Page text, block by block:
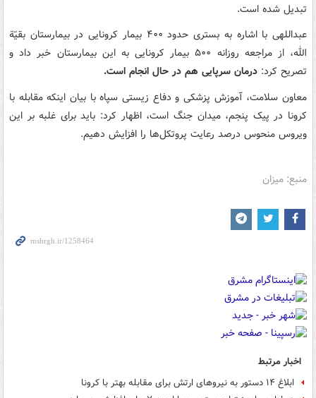
تبدیل شده است.
عبداللهی با اشاره به بستری حدود ۴۰۰ بیمار کرونایی در بیمارستان بقیّة
الله، از مراجعه روزانه ۵۰۰ بیمار کرونایی به این بیمارستان خبر داد و
تصریح کرد: درمان سرپایی هم در حال انجام است.
معاون سلامت، آموزش پزشکی و دفاع زیستی سپاه با بیان اینکه مقابله با
کرونا در پیک پنجم، میدان جنگ است، اظهار کرد: باید برای غلبه بر این
ویروس منحوس درصد رعایت پروتکل‌ها را افزایش دهیم.
منبع: میزان
اخبار مرتبط
ابلاغ ۱۴ دستور به نیروهای ارتش برای مقابله بهتر با کرونا